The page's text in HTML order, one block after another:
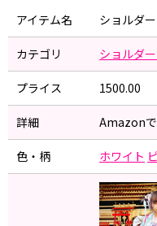
アイテム名 ショルダ
カテゴリ ショルダ
プライス 1500.00
詳細 Amazon
色・柄 ホワイト